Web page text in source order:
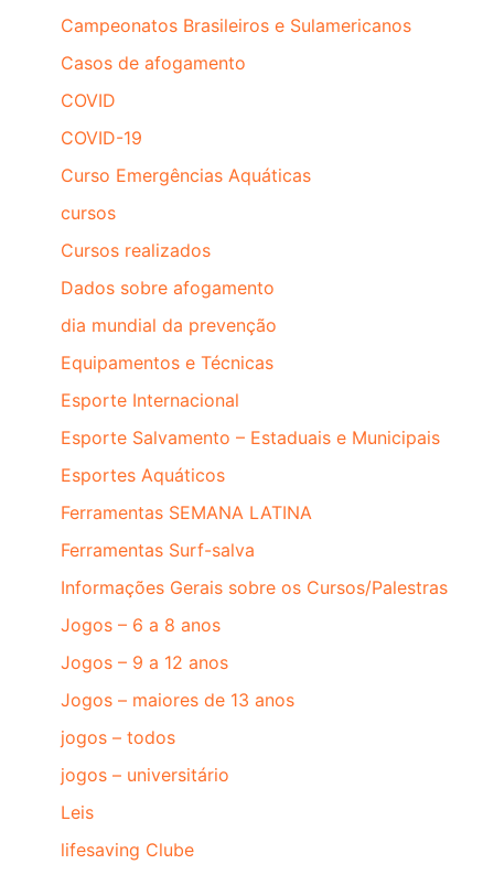
Campeonatos Brasileiros e Sulamericanos
Casos de afogamento
COVID
COVID-19
Curso Emergências Aquáticas
cursos
Cursos realizados
Dados sobre afogamento
dia mundial da prevenção
Equipamentos e Técnicas
Esporte Internacional
Esporte Salvamento – Estaduais e Municipais
Esportes Aquáticos
Ferramentas SEMANA LATINA
Ferramentas Surf-salva
Informações Gerais sobre os Cursos/Palestras
Jogos – 6 a 8 anos
Jogos – 9 a 12 anos
Jogos – maiores de 13 anos
jogos – todos
jogos – universitário
Leis
lifesaving Clube